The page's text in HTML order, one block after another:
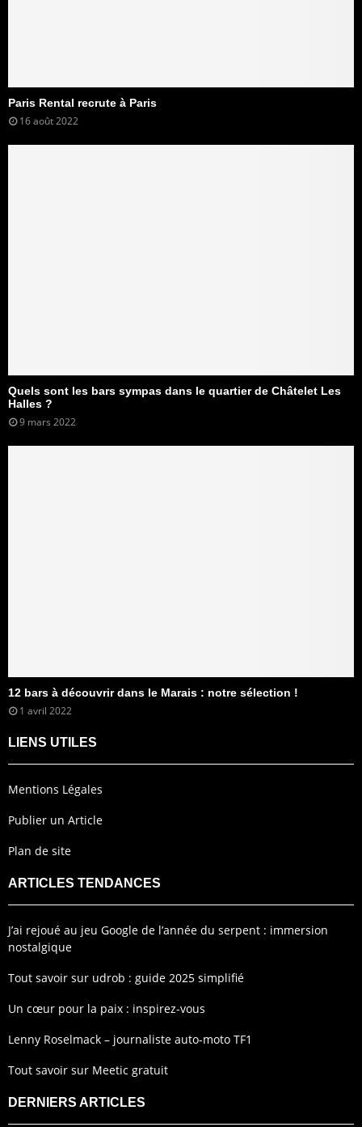
Paris Rental recrute à Paris
16 août 2022
Quels sont les bars sympas dans le quartier de Châtelet Les
Halles ?
9 mars 2022
12 bars à découvrir dans le Marais : notre sélection !
1 avril 2022
LIENS UTILES
Mentions Légales
Publier un Article
Plan de site
ARTICLES TENDANCES
J’ai rejoué au jeu Google de l’année du serpent : immersion
nostalgique
Tout savoir sur udrob : guide 2025 simplifié
Un cœur pour la paix : inspirez-vous
Lenny Roselmack – journaliste auto-moto TF1
Tout savoir sur Meetic gratuit
DERNIERS ARTICLES